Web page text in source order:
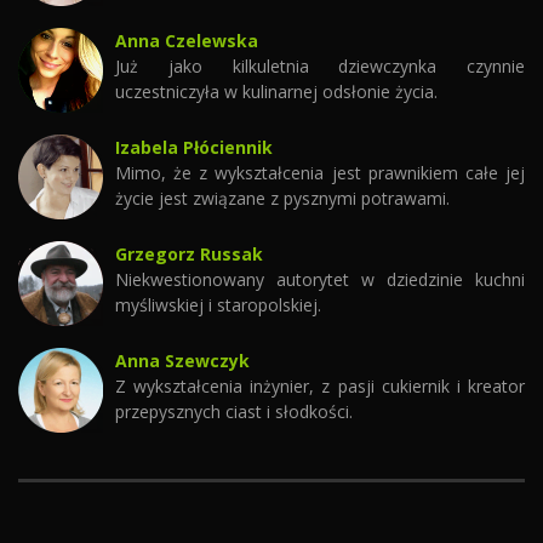
Anna Czelewska
Już jako kilkuletnia dziewczynka czynnie
uczestniczyła w kulinarnej odsłonie życia.
Izabela Płóciennik
Mimo, że z wykształcenia jest prawnikiem całe jej
życie jest związane z pysznymi potrawami.
Grzegorz Russak
Niekwestionowany autorytet w dziedzinie kuchni
myśliwskiej i staropolskiej.
Anna Szewczyk
Z wykształcenia inżynier, z pasji cukiernik i kreator
przepysznych ciast i słodkości.